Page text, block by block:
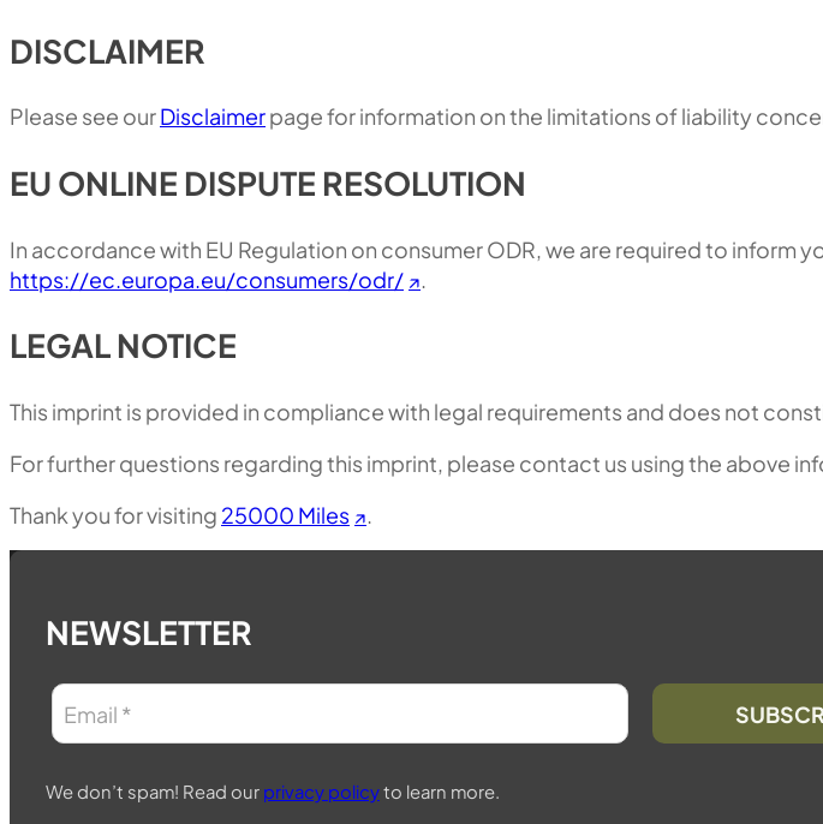
DISCLAIMER
Please see ourDisclaimerpage for information on the limitations of liability
EU ONLINE DISPUTE RESOLUTION
In accordance with EU Regulation on consumer ODR, we are required to
https://ec.europa.eu/consumers/odr/
LEGAL NOTICE
This imprint is provided in compliance with legal requirements and does not
For further questions regarding this imprint, please contact us using the above
Thank you for visiting 25000 Miles
NEWSLETTER
We don’t spam! Read our privacy policyto learn more.